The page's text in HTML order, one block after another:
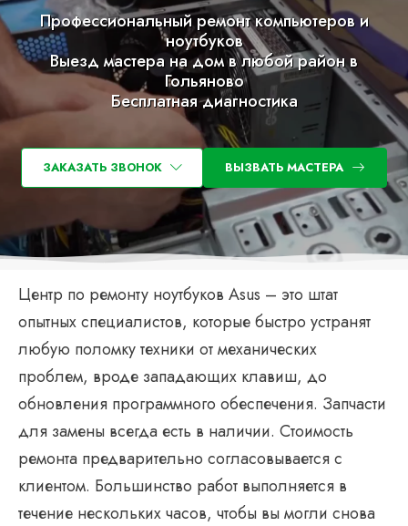
Профессиональный ремонт компьютеров и
ноутбуков
Выезд мастера на дом в любой район в
Гольяново
Бесплатная диагностика
ЗАКАЗАТЬ ЗВОНОК ВЫЗВАТЬ МАСТЕРА
Центр по ремонту ноутбуков Asus – это штат
опытных специалистов, которые быстро устранят
любую поломку техники от механических
проблем, вроде западающих клавиш, до
обновления программного обеспечения. Запчасти
для замены всегда есть в наличии. Стоимость
ремонта предварительно согласовывается с
клиентом. Большинство работ выполняется в
течение нескольких часов, чтобы вы могли снова